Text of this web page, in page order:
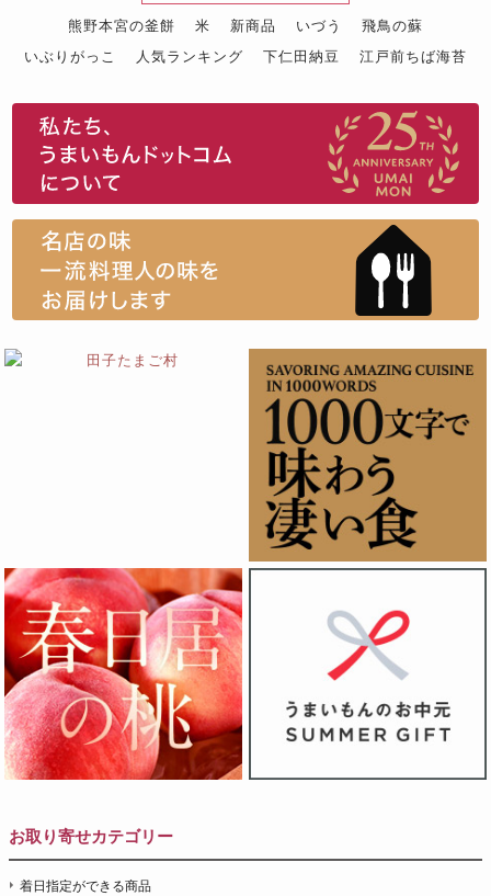
熊野本宮の釜餅 米 新商品 いづう
飛鳥の蘇
いぶりがっこ
人気ランキング 下仁田納豆
江戸前ちば海苔
お取り寄せカテゴリー
着日指定ができる商品